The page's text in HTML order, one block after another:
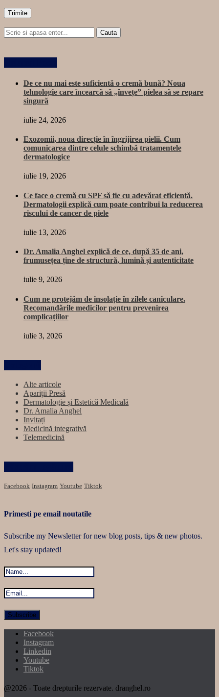
De ce nu mai este suficientă o cremă bună? Noua
tehnologie care încearcă să „învețe” pielea să se repare
singură
iulie 24, 2026
Exozomii, noua direcție în îngrijirea pielii. Cum
comunicarea dintre celule schimbă tratamentele
dermatologice
iulie 19, 2026
Ce face o cremă cu SPF să fie cu adevărat eficientă.
Dermatologii explică cum poate contribui la reducerea
riscului de cancer de piele
iulie 13, 2026
Dr. Amalia Anghel explică de ce, după 35 de ani,
frumusețea ține de structură, lumină și autenticitate
iulie 9, 2026
Cum ne protejăm de insolație în zilele caniculare.
Recomandările medicilor pentru prevenirea
complicațiilor
iulie 3, 2026
Alte articole
Apariții Presă
Dermatologie și Estetică Medicală
Dr. Amalia Anghel
Invitați
Medicină integrativă
Telemedicină
Facebook Instagram Youtube Tiktok
Primesti pe email noutatile
Subscribe my Newsletter for new blog posts, tips & new photos.
Let's stay updated!
Facebook
Instagram
Linkedin
Youtube
Tiktok
@2026 - Toate drepturile rezervate. dranghel.ro